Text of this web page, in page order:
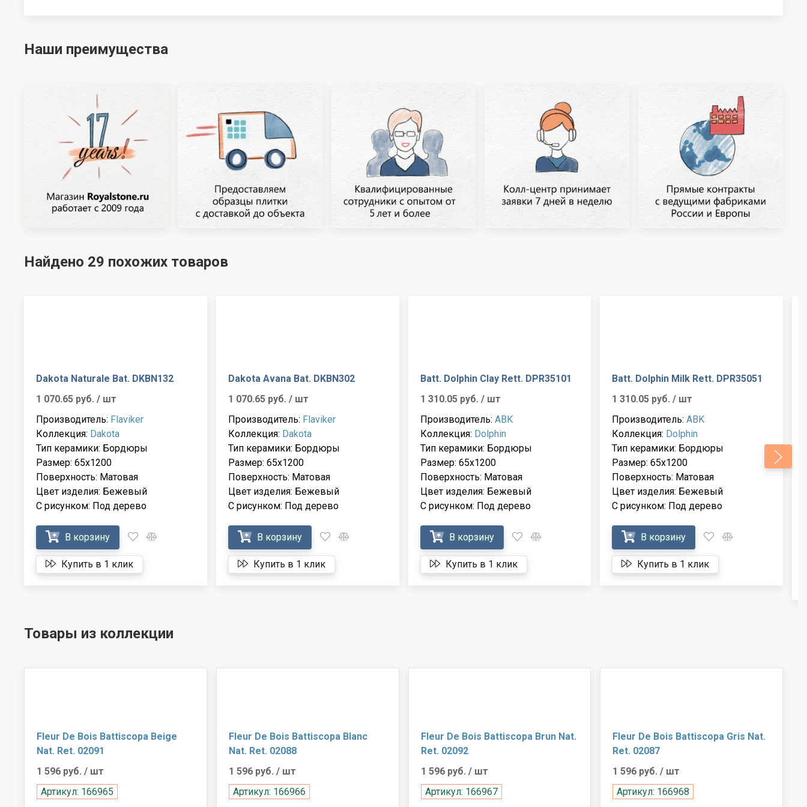
Наши преимущества
Найдено 29 похожих товаров
Dakota Naturale Bat. DKBN132
1 070.65 руб. / шт
Производитель: Flaviker
Коллекция: Dakota
Тип керамики: Бордюры
Размер: 65x1200
Поверхность: Матовая
Цвет изделия: Бежевый
С рисунком: Под дерево
В корзину
Купить в 1 клик
Dakota Avana Bat. DKBN302
1 070.65 руб. / шт
Производитель: Flaviker
Коллекция: Dakota
Тип керамики: Бордюры
Размер: 65x1200
Поверхность: Матовая
Цвет изделия: Бежевый
С рисунком: Под дерево
В корзину
Купить в 1 клик
Batt. Dolphin Clay Rett. DPR35101
1 310.05 руб. / шт
Производитель: ABK
Коллекция: Dolphin
Тип керамики: Бордюры
Размер: 65x1200
Поверхность: Матовая
Цвет изделия: Бежевый
С рисунком: Под дерево
В корзину
Купить в 1 клик
Batt. Dolphin Milk Rett. DPR35051
1 310.05 руб./ шт
Производитель:ABK
Коллекция: Dolphin
Тип керамики: Бордюры
Размер: 65x1200
Поверхность: Матовая
Цвет изделия: Бежевый
С рисунком: Под дерево
В корзину
Купить в 1 клик
Товары из коллекции
Fleur De Bois Battiscopa Beige
Nat. Ret. 02091
1 596 руб. / шт
Артикул: 166965
Fleur De Bois Battiscopa Blanc
Nat. Ret. 02088
1 596 руб. / шт
Артикул: 166966
Fleur De Bois Battiscopa Brun Nat.
Ret. 02092
1 596 руб. / шт
Артикул: 166967
Fleur De Bois Battiscopa Gris Nat.
Ret. 02087
1 596 руб./ шт
Артикул: 166968